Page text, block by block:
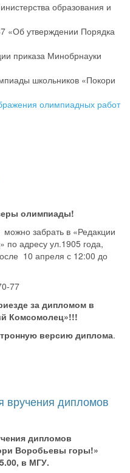
образования и
«Об утверждении Порядка
приказа Минобрнауки
школьников «Покори
олимпиадных работ
олимпиады!
забрать в «Редакции
по адресу ул.1905 года,
10 апреля с 12:00 до
77
за дипломом в
Комсомолец»!!!
версию диплома.
вручения дипломов
дипломов
Воробьевы горы!»
в МГУ.